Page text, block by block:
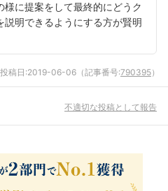
に提案をして最終的にどうク
説明できるようにする方が賢明
投稿日:2019-06-06 （記事番号:790395）
不適切な投稿として報告